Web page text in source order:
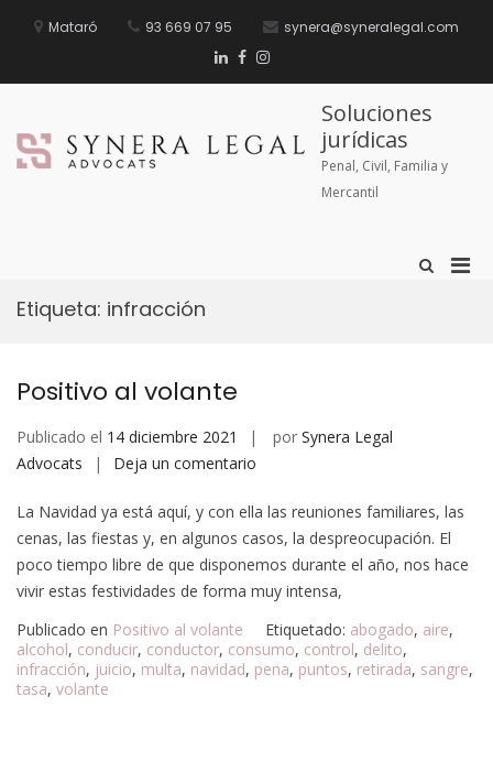
Mataró 93 669 07 95 synera@syneralegal.com
Soluciones
jurídicas
Penal, Civil, Familia y
Mercantil
Etiqueta: infracción
Positivo al volante
Publicado el 14 diciembre 2021 por Synera Legal
Advocats
Deja un comentario
La Navidad ya está aquí, y con ella las reuniones familiares, las
cenas, las fiestas y, en algunos casos, la despreocupación. El
poco tiempo libre de que disponemos durante el año, nos hace
vivir estas festividades de forma muy intensa,
Publicado en Positivo al volante Etiquetado: abogado, aire,
alcohol, conducir, conductor, consumo, control, delito,
infracción, juicio, multa, navidad, pena, puntos, retirada, sangre,
tasa, volante